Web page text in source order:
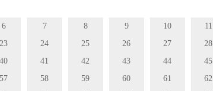
6 7 8 9 10 11
23 24 25 26 27 28
40 41 42 43 44 45
57 58 59 60 61 62